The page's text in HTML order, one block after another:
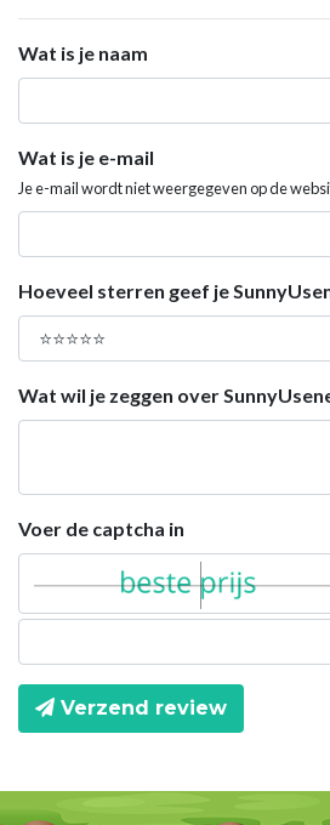
Wat is je naam
Wat is je e-mail
Je e-mail wordt niet weergegeven op de
Hoeveel sterren geef je
Wat wil je zeggen over
Voer de captcha in
Verzend review